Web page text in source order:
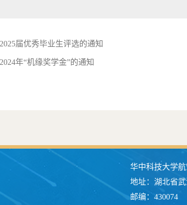
届优秀毕业生评选的通知
年“机缘奖学金”的通知
华中科技大学
地址：湖北省
邮编：430074